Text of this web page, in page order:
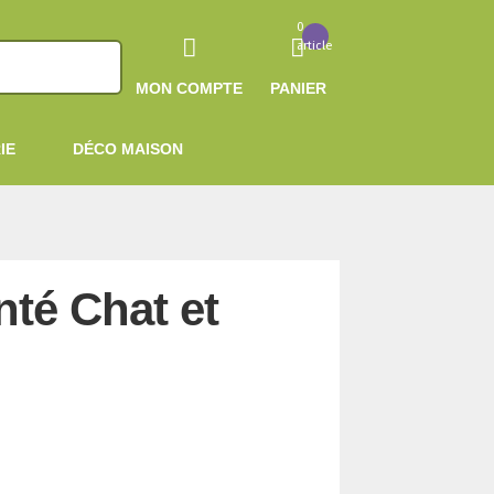
MON COMPTE PANIER
DÉCO MAISON
0
article
Chat et